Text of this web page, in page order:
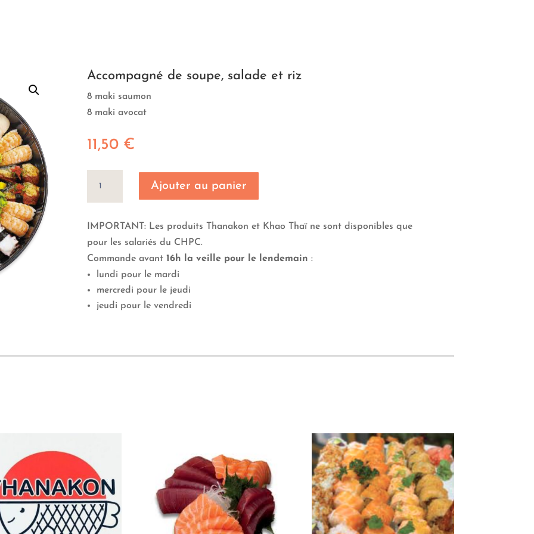
Accompagné de soupe, salade et riz
8 maki saumon
8 maki avocat
11,50 €
Ajouter au panier
IMPORTANT: Les produits Thanakon et Khao Thaï ne sont disponibles que
pour les salariés du CHPC.
Commande avant 16h la veille pour le lendemain :
lundi pour le mardi
mercredi pour le jeudi
jeudi pour le vendredi